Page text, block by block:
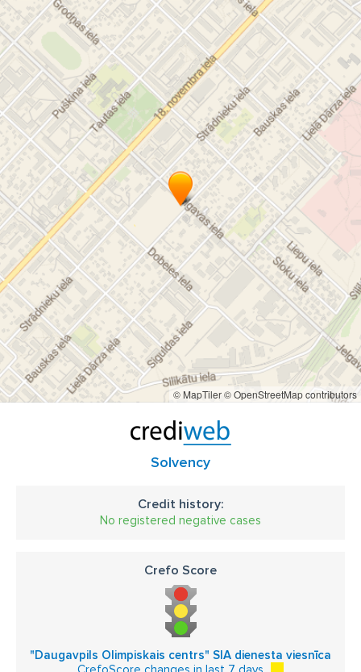
© MapTiler© OpenStreetMap contributors
Solvency
Credit history:
No registered negative cases
Crefo Score
"Daugavpils Olimpiskais centrs" SIA dienesta viesnīca